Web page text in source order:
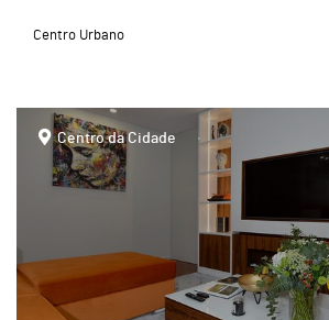
Centro Urbano
page
Centro da Cidade